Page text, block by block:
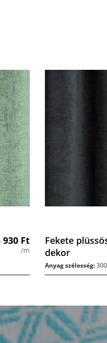
930 Ft
/m
Fekete
dekor
Anyag szélesség: